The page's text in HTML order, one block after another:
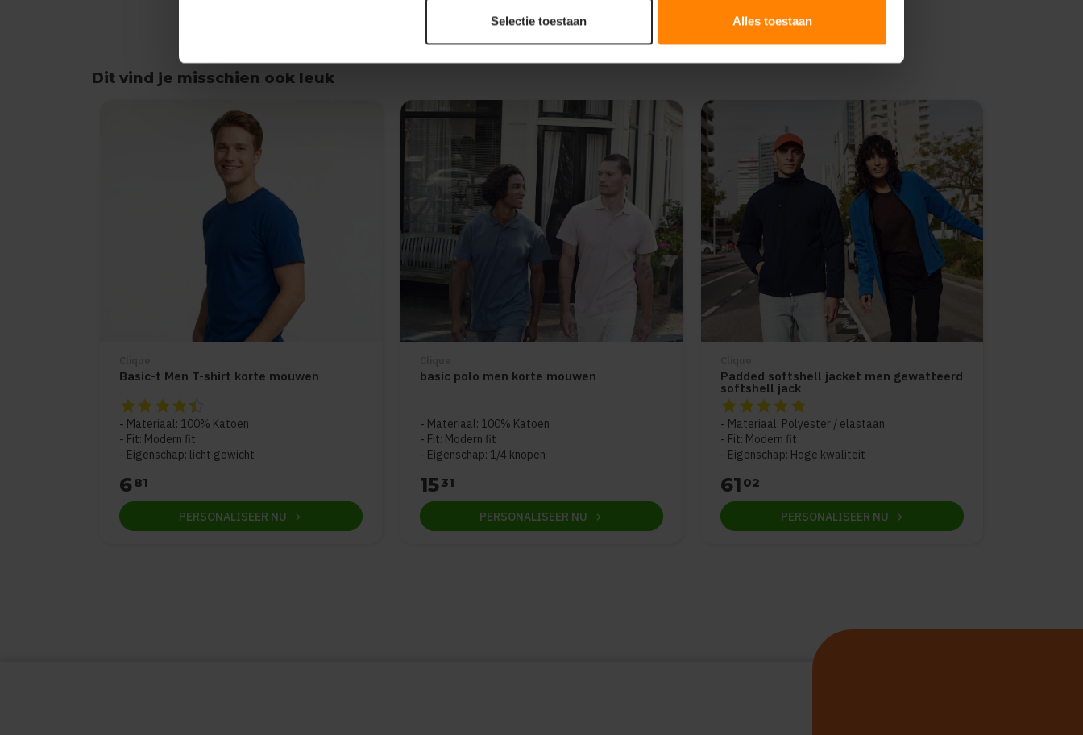
Selectie toestaan Alles toestaan
Dit vind je misschien ook leuk
Basic-t Men T-shirt korte mouwen
De beoordeling van dit product is
Materiaal: 100% Katoen
Fit: Modern fit
Eigenschap: licht gewicht
681
PERSONALISEER NU
basic polo men korte mouwen
Materiaal: 100% Katoen
Fit: Modern fit
Eigenschap: 1/4 knopen
1531
PERSONALISEER NU
Padded softshell jacket men gewatteerd
softshell jack
De beoordeling van dit product is
Materiaal: Polyester / elastaan
Fit: Modern fit
Eigenschap: Hoge kwaliteit
61 02
PERSONALISEER NU